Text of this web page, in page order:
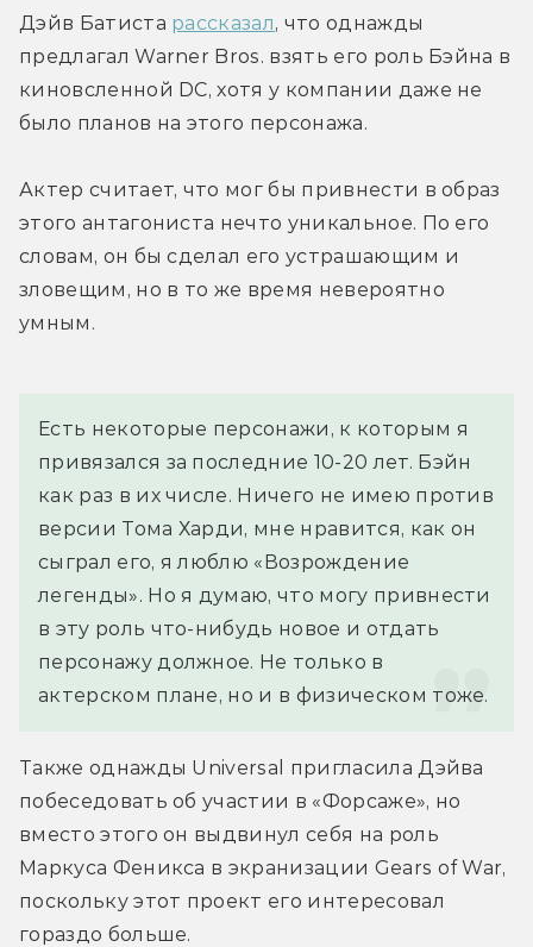
Дэйв Батиста рассказал, что однажды
предлагал Warner Bros. взять его роль Бэйна в
киновсленной DC, хотя у компании даже не
было планов на этого персонажа.
Актер считает, что мог бы привнести в образ
этого антагониста нечто уникальное. По его
словам, он бы сделал его устрашающим и
зловещим, но в то же время невероятно
умным.
Есть некоторые персонажи, к которым я
привязался за последние 10-20 лет. Бэйн
как раз в их числе. Ничего не имею против
версии Тома Харди, мне нравится, как он
сыграл его, я люблю «Возрождение
легенды». Но я думаю, что могу привнести
в эту роль что-нибудь новое и отдать
персонажу должное. Не только в
актерском плане, но и в физическом тоже.
Также однажды Universal пригласила Дэйва
побеседовать об участии в «Форсаже», но
вместо этого он выдвинул себя на роль
Маркуса Феникса в экранизации Gears of War,
поскольку этот проект его интересовал
гораздо больше.